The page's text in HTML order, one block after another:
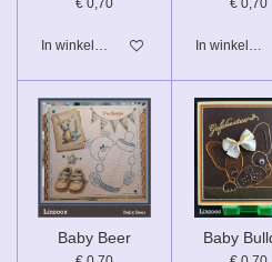
In winkelwagen In
Baby Beer Baby